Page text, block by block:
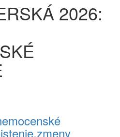
2026:
,zmeny